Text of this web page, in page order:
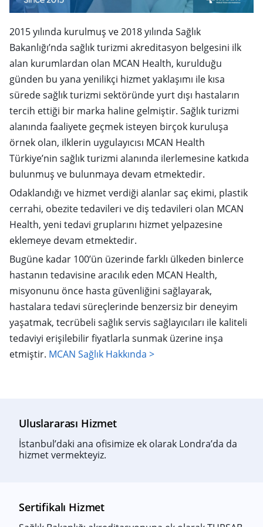
2015 yılında kurulmuş ve 2018 yılında Sağlık
Bakanlığı’nda sağlık turizmi akreditasyon belgesini ilk
alan kurumlardan olan MCAN Health, kurulduğu
günden bu yana yenilikçi hizmet yaklaşımı ile kısa
sürede sağlık turizmi sektöründe yurt dışı hastaların
tercih ettiği bir marka haline gelmiştir. Sağlık turizmi
alanında faaliyete geçmek isteyen birçok kuruluşa
örnek olan, ilklerin uygulayıcısı MCAN Health
Türkiye’nin sağlık turizmi alanında ilerlemesine katkıda
bulunmuş ve bulunmaya devam etmektedir.
Odaklandığı ve hizmet verdiği alanlar saç ekimi, plastik
cerrahi, obezite tedavileri ve diş tedavileri olan MCAN
Health, yeni tedavi gruplarını hizmet yelpazesine
eklemeye devam etmektedir.
Bugüne kadar 100’ün üzerinde farklı ülkeden binlerce
hastanın tedavisine aracılık eden MCAN Health,
misyonunu önce hasta güvenliğini sağlayarak,
hastalara tedavi süreçlerinde benzersiz bir deneyim
yaşatmak, tecrübeli sağlık servis sağlayıcıları ile kaliteli
tedaviyi erişilebilir fiyatlarla sunmak üzerine inşa
etmiştir. MCAN Sağlık Hakkında >
Uluslararası Hizmet
İstanbul’daki ana ofisimize ek olarak Londra’da da
hizmet vermekteyiz.
Sertifikalı Hizmet